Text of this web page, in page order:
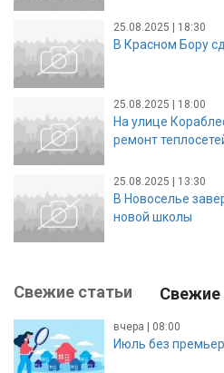
25.08.2025 | 18:30
В Красном Бору
25.08.2025 | 18:00
На улице
ремонт
25.08.2025 | 13:30
В Новоселье
новой школы
Свежие статьи Свежие
вчера | 08:00
Июль без